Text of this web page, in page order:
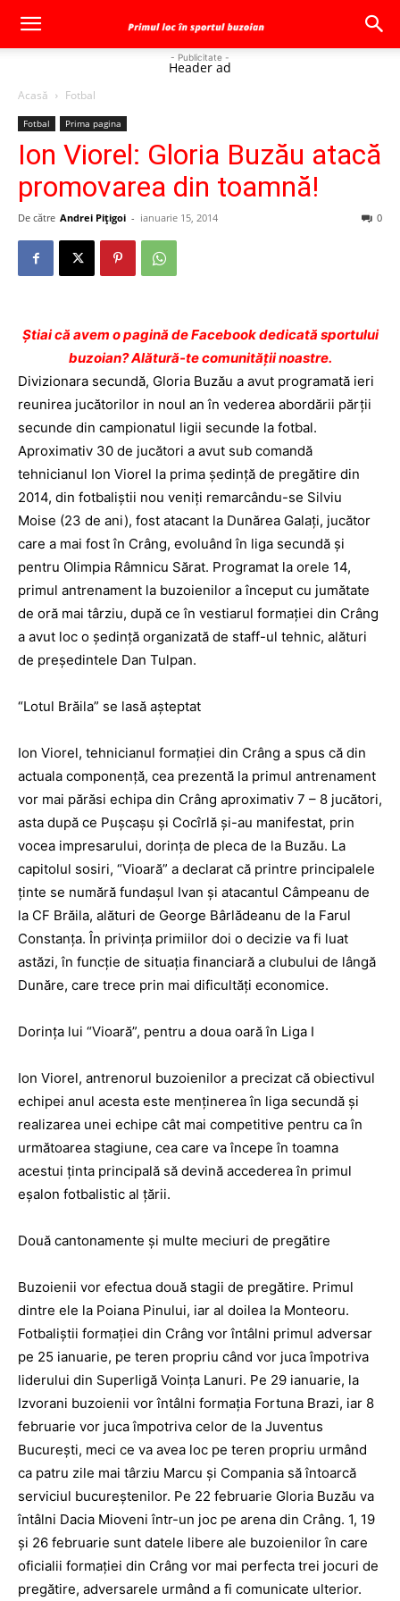
- Publicitate -
Header ad
Acasă Fotbal
Fotbal Prima pagina
Ion Viorel: Gloria Buzău atacă
promovarea din toamnă!
De către Andrei Pițigoi - ianuarie 15, 2014 0
Ştiai că avem o pagină de Facebook dedicată sportului
buzoian? Alătură-te comunității noastre.
Divizionara secundă, Gloria Buzău a avut programată ieri
reunirea jucătorilor in noul an în vederea abordării părţii
secunde din campionatul ligii secunde la fotbal.
Aproximativ 30 de jucători a avut sub comandă
tehnicianul Ion Viorel la prima şedinţă de pregătire din
2014, din fotbaliştii nou veniţi remarcându-se Silviu
Moise (23 de ani), fost atacant la Dunărea Galaţi, jucător
care a mai fost în Crâng, evoluând în liga secundă şi
pentru Olimpia Râmnicu Sărat. Programat la orele 14,
primul antrenament la buzoienilor a început cu jumătate
de oră mai târziu, după ce în vestiarul formaţiei din Crâng
a avut loc o şedinţă organizată de staff-ul tehnic, alături
de preşedintele Dan Tulpan.
“Lotul Brăila” se lasă aşteptat
Ion Viorel, tehnicianul formaţiei din Crâng a spus că din
actuala componenţă, cea prezentă la primul antrenament
vor mai părăsi echipa din Crâng aproximativ 7 – 8 jucători,
asta după ce Puşcaşu şi Cocîrlă şi-au manifestat, prin
vocea impresarului, dorinţa de pleca de la Buzău. La
capitolul sosiri, “Vioară” a declarat că printre principalele
ţinte se numără fundaşul Ivan şi atacantul Câmpeanu de
la CF Brăila, alături de George Bârlădeanu de la Farul
Constanţa. În privinţa primiilor doi o decizie va fi luat
astăzi, în funcţie de situaţia financiară a clubului de lângă
Dunăre, care trece prin mai dificultăţi economice.
Dorinţa lui “Vioară”, pentru a doua oară în Liga I
Ion Viorel, antrenorul buzoienilor a precizat că obiectivul
echipei anul acesta este menţinerea în liga secundă şi
realizarea unei echipe cât mai competitive pentru ca în
următoarea stagiune, cea care va începe în toamna
acestui ţinta principală să devină accederea în primul
eşalon fotbalistic al ţării.
Două cantonamente şi multe meciuri de pregătire
Buzoienii vor efectua două stagii de pregătire. Primul
dintre ele la Poiana Pinului, iar al doilea la Monteoru.
Fotbaliştii formaţiei din Crâng vor întâlni primul adversar
pe 25 ianuarie, pe teren propriu când vor juca împotriva
liderului din Superligă Voinţa Lanuri. Pe 29 ianuarie, la
Izvorani buzoienii vor întâlni formaţia Fortuna Brazi, iar 8
februarie vor juca împotriva celor de la Juventus
Bucureşti, meci ce va avea loc pe teren propriu urmând
ca patru zile mai târziu Marcu şi Compania să întoarcă
serviciul bucureştenilor. Pe 22 februarie Gloria Buzău va
întâlni Dacia Mioveni într-un joc pe arena din Crâng. 1, 19
şi 26 februarie sunt datele libere ale buzoienilor în care
oficialii formaţiei din Crâng vor mai perfecta trei jocuri de
pregătire, adversarele urmând a fi comunicate ulterior.